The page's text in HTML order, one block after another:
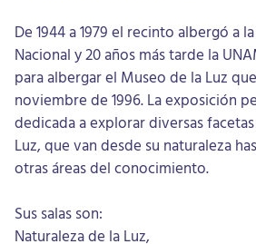
De 1944 a 1979 el recinto albergó a
Nacional y 20 años más tarde la
para albergar el Museo de la Luz
noviembre de 1996. La exposición
dedicada a explorar diversas
Luz, que van desde su naturaleza
otras áreas del conocimiento.
Sus salas son:
Naturaleza de la Luz,